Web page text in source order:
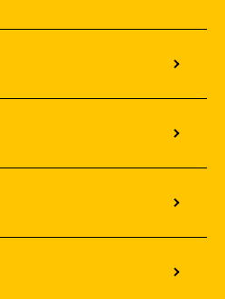
ー
ョン